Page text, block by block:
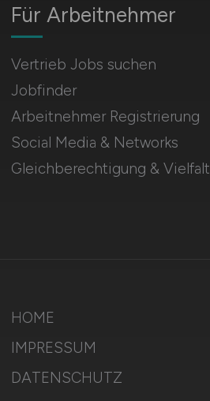
Für Arbeitnehmer
Vertrieb Jobs suchen
Jobfinder
Arbeitnehmer Registrierung
Social Media & Networks
Gleichberechtigung & Vielfalt
HOME
IMPRESSUM
DATENSCHUTZ